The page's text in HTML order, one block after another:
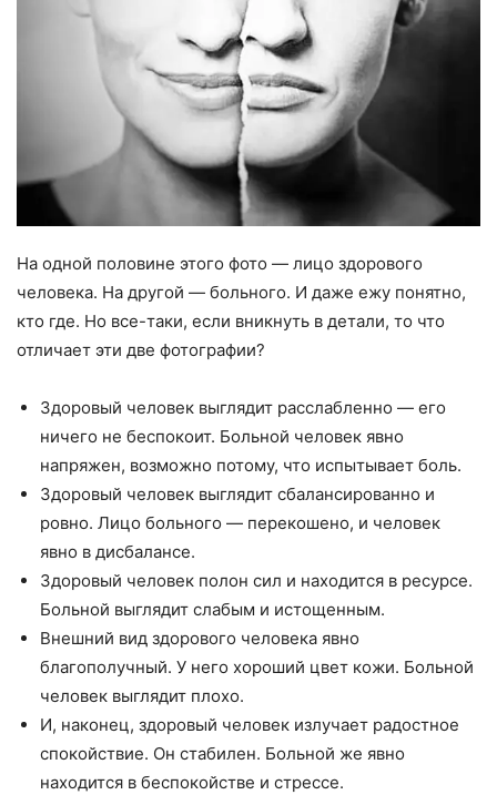
На одной половине этого фото — лицо здорового
человека. На другой — больного. И даже ежу понятно,
кто где. Но все-таки, если вникнуть в детали, то что
отличает эти две фотографии?
Здоровый человек выглядит расслабленно — его
ничего не беспокоит. Больной человек явно
напряжен, возможно потому, что испытывает боль.
Здоровый человек выглядит сбалансированно и
ровно. Лицо больного — перекошено, и человек
явно в дисбалансе.
Здоровый человек полон сил и находится в ресурсе.
Больной выглядит слабым и истощенным.
Внешний вид здорового человека явно
благополучный. У него хороший цвет кожи. Больной
человек выглядит плохо.
И, наконец, здоровый человек излучает радостное
спокойствие. Он стабилен. Больной же явно
находится в беспокойстве и стрессе.